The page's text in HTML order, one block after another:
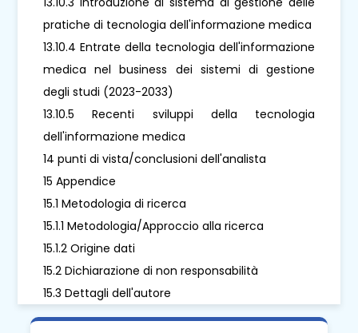
pratiche di tecnologia dell'informazione medica
13.10.4 Entrate della tecnologia dell'informazione
medica nel business dei sistemi di gestione
degli studi (2023-2033)
13.10.5 Recenti sviluppi della tecnologia
dell'informazione medica
14 punti di vista/conclusioni dell'analista
15 Appendice
15.1 Metodologia di ricerca
15.1.1 Metodologia/Approccio alla ricerca
15.1.2 Origine dati
15.2 Dichiarazione di non responsabilità
15.3 Dettagli dell'autore